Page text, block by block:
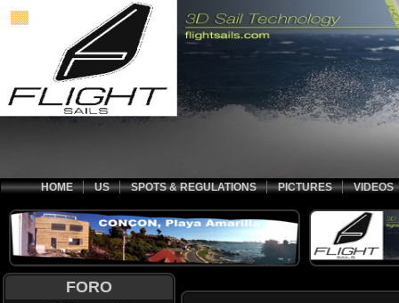
HOME US SPOTS & REGULATIONS PICTURES VIDEOS
FORO